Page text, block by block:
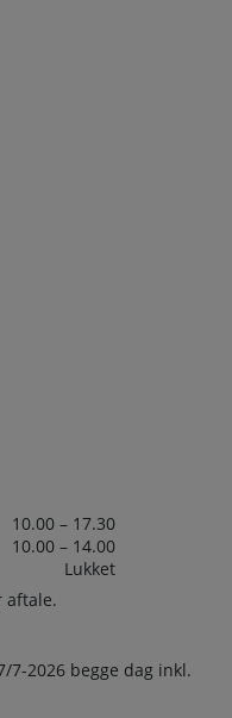
10.00 – 17.30
10.00 – 14.00
Lukket
aftale.
7-2026 begge dag inkl.